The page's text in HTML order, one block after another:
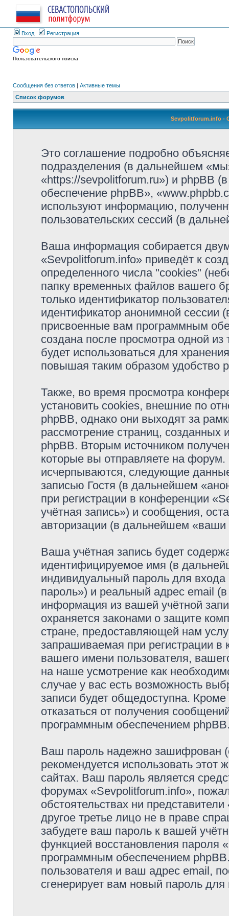
Вход Регистрация
Пользовательского поиска
Сообщения без ответов | Активные темы
Список форумов
Sevpolitforum.info -
Это соглашение подробно
подразделения (в дальнейшем
«https://sevpolitforum.ru») и phpBB
обеспечение phpBB»,
используют информацию,
пользовательских сессий (в
Ваша информация собирается
«Sevpolitforum.info» приведёт к
определенного числа "cookies"
папку временных файлов вашего
только идентификатор
идентификатор анонимной сессии
присвоенные вам программным
создана после просмотра одной
будет использоваться для
повышая таким образом удобство
Также, во время просмотра
установить cookies, внешние по
phpBB, однако они выходят за
рассмотрение страниц,
phpBB. Вторым источником
которые вы отправляете на
исчерпываются, следующие
записью Гостя (в дальнейшем
при регистрации в конференции
учётная запись») и сообщения,
авторизации (в дальнейшем
Ваша учётная запись будет
идентифицируемое имя (в
индивидуальный пароль для
пароль») и реальный адрес email
информация из вашей учётной
охраняется законами о защите
стране, предоставляющей нам
запрашиваемая при регистрации
вашего имени пользователя,
на наше усмотрение как
случае у вас есть возможность
записи будет общедоступна. Кроме
отказаться от получения
программным обеспечением
Ваш пароль надежно зашифрован
рекомендуется использовать этот
сайтах. Ваш пароль является
форумах «Sevpolitforum.info»,
обстоятельствах ни
другое третье лицо не в праве
забудете ваш пароль к вашей
функцией восстановления пароля
программным обеспечением
пользователя и ваш адрес email,
сгенерирует вам новый пароль